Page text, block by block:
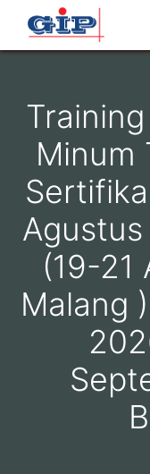
Minum
(19-21
Malang